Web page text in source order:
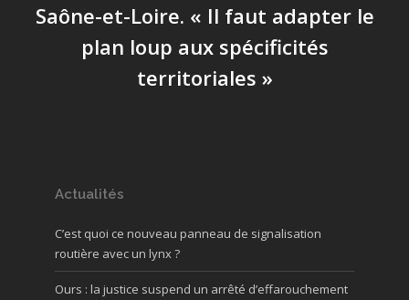
Saône-et-Loire. « Il faut adapter le
plan loup aux spécificités
territoriales »
Actualités
C’est quoi ce nouveau panneau de signalisation
routière avec un lynx ?
Ours : la justice suspend un arrêté d’effarouchement